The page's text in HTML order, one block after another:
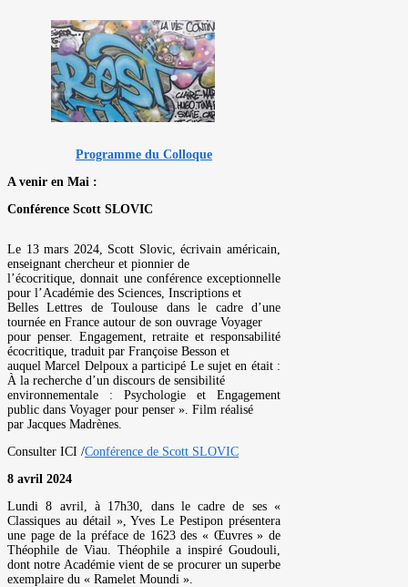
Programme du Colloque
A venir en Mai :
Conférence Scott SLOVIC
Le 13 mars 2024, Scott Slovic, écrivain américain,
enseignant chercheur et pionnier de
l’écocritique, donnait une conférence exceptionnelle
pour l’Académie des Sciences, Inscriptions et
Belles Lettres de Toulouse dans le cadre d’une
tournée en France autour de son ouvrage Voyager
pour penser. Engagement, retraite et responsabilité
écocritique, traduit par Françoise Besson et
auquel Marcel Delpoux a participé Le sujet en était :
À la recherche d’un discours de sensibilité
environnementale : Psychologie et Engagement
public dans Voyager pour penser ». Film réalisé
par Jacques Madrènes.
Consulter ICI /Conférence de Scott SLOVIC
8 avril 2024
Lundi 8 avril, à 17h30, dans le cadre de ses «
Classiques au détail », Yves Le Pestipon présentera
une page de la préface de 1623 des « Œuvres » de
Théophile de Viau. Théophile a inspiré Goudouli,
dont notre Académie vient de se procurer un superbe
exemplaire du « Ramelet Moundi ».